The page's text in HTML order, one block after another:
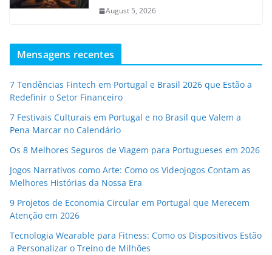
August 5, 2026
Mensagens recentes
7 Tendências Fintech em Portugal e Brasil 2026 que Estão a
Redefinir o Setor Financeiro
7 Festivais Culturais em Portugal e no Brasil que Valem a
Pena Marcar no Calendário
Os 8 Melhores Seguros de Viagem para Portugueses em 2026
Jogos Narrativos como Arte: Como os Videojogos Contam as
Melhores Histórias da Nossa Era
9 Projetos de Economia Circular em Portugal que Merecem
Atenção em 2026
Tecnologia Wearable para Fitness: Como os Dispositivos Estão
a Personalizar o Treino de Milhões